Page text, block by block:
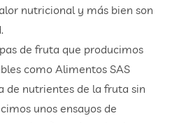
nutricional y más bien son
de fruta que producimos
como Alimentos SAS
de nutrientes de la fruta sin
unos ensayos de